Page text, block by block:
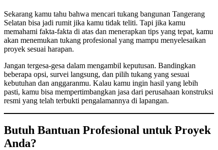
Sekarang kamu tahu bahwa mencari tukang bangunan Tangerang
Selatan bisa jadi rumit jika kamu tidak teliti. Tapi jika kamu
memahami fakta-fakta di atas dan menerapkan tips yang tepat, kamu
akan menemukan tukang profesional yang mampu menyelesaikan
proyek sesuai harapan.
Jangan tergesa-gesa dalam mengambil keputusan. Bandingkan
beberapa opsi, survei langsung, dan pilih tukang yang sesuai
kebutuhan dan anggaranmu. Kalau kamu ingin hasil yang lebih
pasti, kamu bisa mempertimbangkan jasa dari perusahaan konstruksi
resmi yang telah terbukti pengalamannya di lapangan.
Butuh Bantuan Profesional untuk Proyek
Anda?